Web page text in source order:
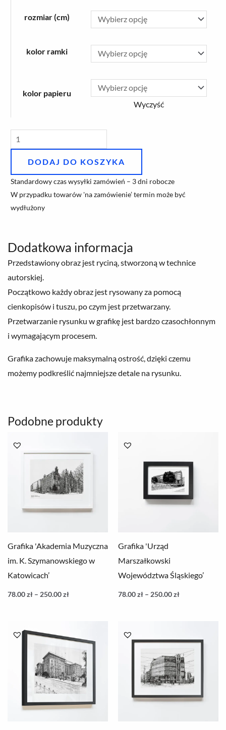
rozmiar (cm)
kolor ramki
kolor papieru
Wyczyść
Grafika
Szkoła
im.
Fryderyka
Chopina
w
Bytomiu'
DODAJ DO KOSZYKA
Standardowy czas wysyłki zamówień – 3 dni robocze
W przypadku towarów 'na zamówienie’ termin może być
wydłużony
Dodatkowa informacja
Przedstawiony obraz jest ryciną, stworzoną w technice
autorskiej.
Początkowo każdy obraz jest rysowany za pomocą
cienkopisów i tuszu, po czym jest przetwarzany.
Przetwarzanie rysunku w grafikę jest bardzo czasochłonnym
i wymagającym procesem.
Grafika zachowuje maksymalną ostrość, dzięki czemu
możemy podkreślić najmniejsze detale na rysunku.
Podobne produkty
Grafika 'Akademia Muzyczna
im. K. Szymanowskiego w
Katowicach’
78.00zł – 250.00zł
od
78.00 zł
do
250.00 zł
Grafika 'Urząd
Marszałkowski
Województwa Śląskiego’
78.00zł – 250.00zł
78.00 zł
do
250.00 zł
od
78.00 zł
do
250.00 zł
od
78.00 zł
do
250.00 zł